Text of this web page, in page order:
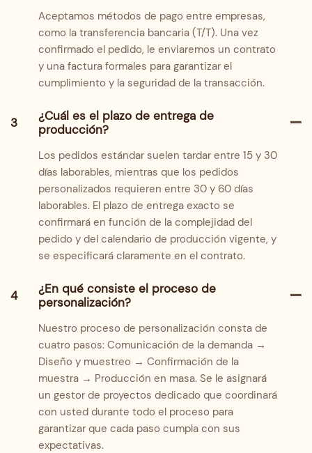
Aceptamos métodos de pago entre empresas,
como la transferencia bancaria (T/T). Una vez
confirmado el pedido, le enviaremos un contrato
y una factura formales para garantizar el
cumplimiento y la seguridad de la transacción.
3
¿Cuál es el plazo de entrega de
producción?
Los pedidos estándar suelen tardar entre 15 y 30
días laborables, mientras que los pedidos
personalizados requieren entre 30 y 60 días
laborables. El plazo de entrega exacto se
confirmará en función de la complejidad del
pedido y del calendario de producción vigente, y
se especificará claramente en el contrato.
4
¿En qué consiste el proceso de
personalización?
Nuestro proceso de personalización consta de
cuatro pasos: Comunicación de la demanda →
Diseño y muestreo → Confirmación de la
muestra → Producción en masa. Se le asignará
un gestor de proyectos dedicado que coordinará
con usted durante todo el proceso para
garantizar que cada paso cumpla con sus
expectativas.